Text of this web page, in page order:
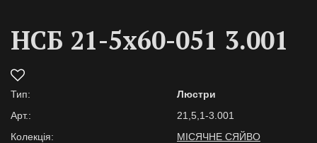
НСБ 21-5х60-051 3.001
Тип:
Люстри
Арт.:
21,5,1-3.001
Колекція:
МІСЯЧНЕ СЯЙВО